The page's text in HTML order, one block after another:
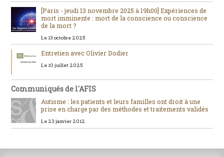
[Paris - jeudi 13 novembre 2025 à 19h00] Expériences de
mort imminente : mort de la conscience ou conscience
de la mort ?
Le 13 octobre 2025
Entretien avec Olivier Dodier
Le 10 juillet 2025
Communiqués de l'AFIS
Autisme : les patients et leurs familles ont droit à une
prise en charge par des méthodes et traitements validés
Le 23 janvier 2012